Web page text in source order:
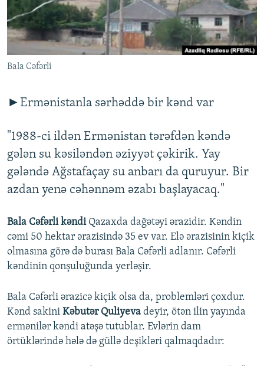
KARIKATURA
İSLAM VƏ DEMOKRATIYA
İZ - MƏDƏNIYYƏT PROQRAMI
PEŞƏ ETIKASI VƏ JURNALISTIKA STANDARTLARIMIZ
MATERIALLARIMIZDAN ISTIFADƏ
AZADLIQRADIOSU MOBIL TELEFONUNUZDA
BIZIMLƏ ƏLAQƏ
RFE/RL-in bütün saytları
Bala Cəfərli
►Ermənistanla sərhəddə bir kənd var
"1988-ci ildən Ermənistan tərəfdən kəndə
gələn su kəsiləndən əziyyət çəkirik. Yay
gələndə Ağstafaçay su anbarı da quruyur. Bir
azdan yenə cəhənnəm əzabı başlayacaq."
Bala Cəfərli kəndi Qazaxda dağətəyi ərazidir. Kəndin
cəmi 50 hektar ərazisində 35 ev var. Elə ərazisinin kiçik
olmasına görə də burası Bala Cəfərli adlanır. Cəfərli
kəndinin qonşuluğunda yerləşir.
Bala Cəfərli ərazicə kiçik olsa da, problemləri çoxdur.
Kənd sakini Kəbutər Quliyeva deyir, ötən ilin yayında
ermənilər kəndi atəşə tutublar. Evlərin dam
örtüklərində hələ də güllə deşikləri qalmaqdadır: